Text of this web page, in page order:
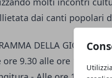
dai canti popolari
DELLA
ore 9.30 alle ore 17.00